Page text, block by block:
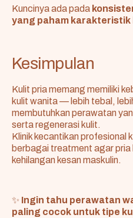
Kuncinya ada pada
yang paham karakteristik
Kesimpulan
Kulit pria memang memiliki
kulit wanita — lebih tebal,
membutuhkan perawatan
serta regenerasi kulit.
Klinik kecantikan profesional
berbagai treatment agar
kehilangan kesan maskulin.
✨ Ingin tahu perawatan
paling cocok untuk tipe